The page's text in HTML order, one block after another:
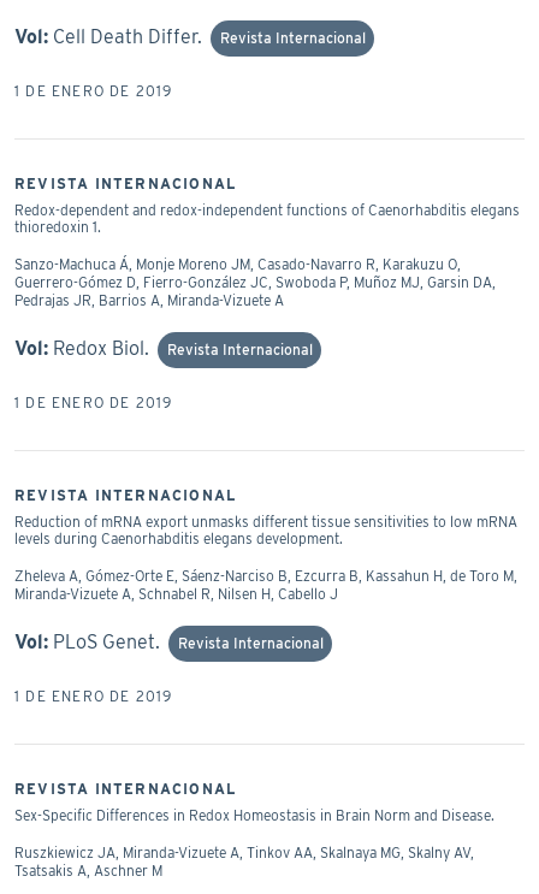
Vol: Cell Death Differ. Revista Internacional
1 DE ENERO DE 2019
REVISTA INTERNACIONAL
Redox-dependent and redox-independent functions of Caenorhabditis elegans
thioredoxin 1.
Sanzo-Machuca Á, Monje Moreno JM, Casado-Navarro R, Karakuzu O,
Guerrero-Gómez D, Fierro-González JC, Swoboda P, Muñoz MJ, Garsin DA,
Pedrajas JR, Barrios A, Miranda-Vizuete A
Vol: Redox Biol. Revista Internacional
1 DE ENERO DE 2019
REVISTA INTERNACIONAL
Reduction of mRNA export unmasks different tissue sensitivities to low mRNA
levels during Caenorhabditis elegans development.
Zheleva A, Gómez-Orte E, Sáenz-Narciso B, Ezcurra B, Kassahun H, de Toro M,
Miranda-Vizuete A, Schnabel R, Nilsen H, Cabello J
Vol: PLoS Genet. Revista Internacional
1 DE ENERO DE 2019
REVISTA INTERNACIONAL
Sex-Specific Differences in Redox Homeostasis in Brain Norm and Disease.
Ruszkiewicz JA, Miranda-Vizuete A, Tinkov AA, Skalnaya MG, Skalny AV,
Tsatsakis A, Aschner M